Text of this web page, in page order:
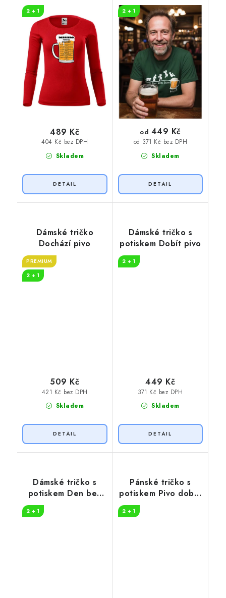
2 + 1
Skladem
404 Kč bez DPH
489 Kč
2 + 1
Skladem
od 371 Kč bez DPH
od 449 Kč
Dámské tričko
Dochází pivo
PREMIUM
2 + 1
Skladem
421 Kč bez DPH
509 Kč
Dámské tričko s
potiskem Dobít pivo
2 + 1
Skladem
371 Kč bez DPH
449 Kč
Dámské tričko s
potiskem Den bez
2 + 1
Pánské tričko s
potiskem Pivo dobrý
2 + 1